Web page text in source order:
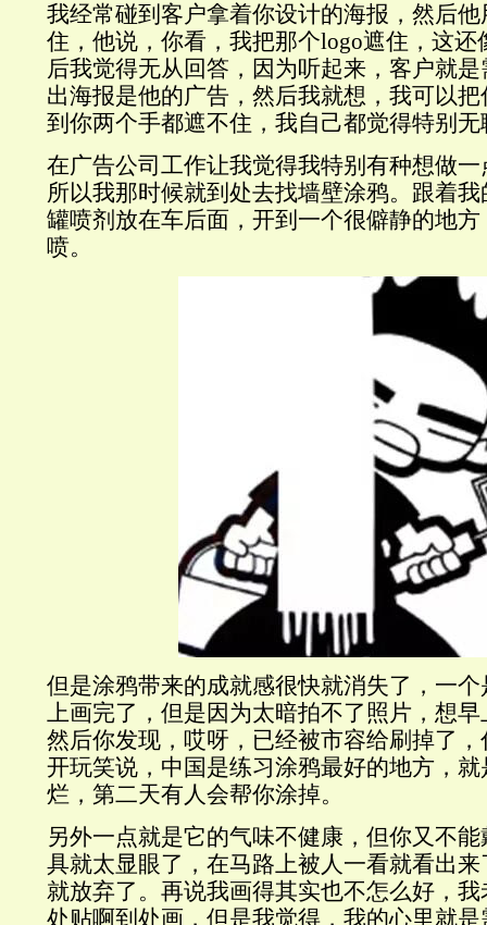
我经常碰到客户拿着你设计的海报，然后他
住，他说，你看，我把那个logo遮住，这还
后我觉得无从回答，因为听起来，客户就
出海报是他的广告，然后我就想，我可以
到你两个手都遮不住，我自己都觉得特别无
在广告公司工作让我觉得我特别有种想做
所以我那时候就到处去找墙壁涂鸦。跟着
罐喷剂放在车后面，开到一个很僻静的地
喷。
但是涂鸦带来的成就感很快就消失了，一
上画完了，但是因为太暗拍不了照片，想
然后你发现，哎呀，已经被市容给刷掉了
开玩笑说，中国是练习涂鸦最好的地方，
烂，第二天有人会帮你涂掉。
另外一点就是它的气味不健康，但你又不
具就太显眼了，在马路上被人一看就看出
就放弃了。再说我画得其实也不怎么好，
处贴啊到处画，但是我觉得，我的心里就